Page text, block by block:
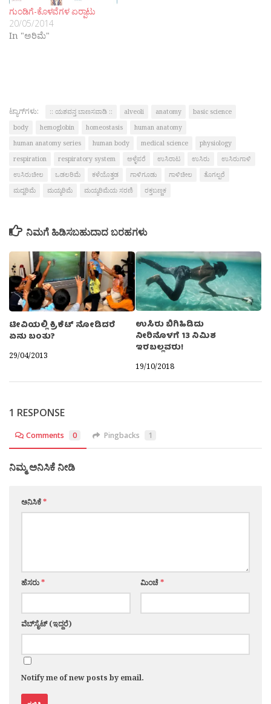
ಗುಂಡಿಗೆ-ಕೊಳವೆಗಳ ಏರ‍್ಪಾಟು
20/05/2014
In "ಅರಿಮೆ"
ಟ್ಯಾಗ್‌ಗಳು: :: ಯಶವನ್ತ ಬಾಣಸವಾಡಿ :: alveoli anatomy
basic science
body
hemoglobin homeostasis
human anatomy
human anatomy series
human body medical science
physiology
respiration
respiratory system ಅಳ್ಳೆಪರೆ ಉಸಿರಾಟ ಉಸಿರು
ಉಸಿರುಗಾಳಿ
ಉಸಿರುಚೀಲ
ಒಡಲರಿಮೆ ಕಳೆಯೊತ್ತಡ ಗಾಳಿಗೂಡು ಗಾಳಿಚೀಲ
ತೊಗಲ್ಪರೆ
ಮದ್ದರಿಮೆ
ಮಯ್ಯರಿಮೆ ಮಯ್ಯರಿಮೆಯ ಸರಣಿ ರಕ್ತಬಣ್ಣಕ
ನಿಮಗೆ ಹಿಡಿಸಬಹುದಾದ ಬರಹಗಳು
ಟೀವಿಯಲ್ಲಿ ಕ್ರಿಕೆಟ್ ನೋಡಿದರೆ
ಏನು ಬಂತು?
29/04/2013
ಉಸಿರು ಬಿಗಿಹಿಡಿದು
ನೀರಿನೊಳಗೆ 13 ನಿಮಿಶ
ಇರಬಲ್ಲವರು!
19/10/2018
1 RESPONSE
Comments 0 Pingbacks 1
ನಿಮ್ಮ ಅನಿಸಿಕೆ ನೀಡಿ
ಅನಿಸಿಕೆ*
ಹೆಸರು* ಮಿಂಚೆ*
ವೆಬ್‌ಸೈಟ್ (ಇದ್ದರೆ)
Notify me of new posts by email.